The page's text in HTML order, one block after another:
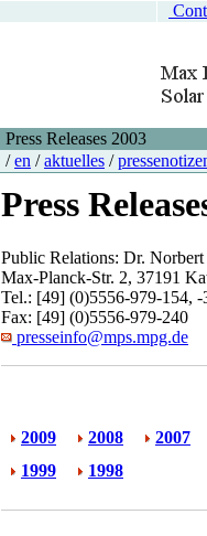
Press Releases 2003
/en /aktuelles /
Press
Public Relations: Dr.
Max-Planck-Str. 2, 37191
Tel.: [49] (0)5556-979-154, -
Fax: [49] (0)5556-979-240
presseinfo@mps.mpg.de
2009
2008 2007
1999
1998